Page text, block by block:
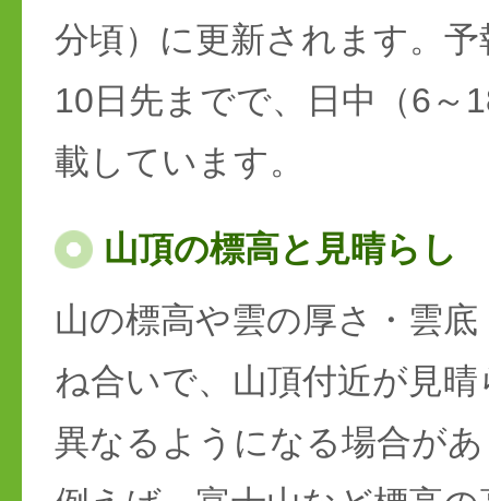
分頃）に更新されます。
10日先までで、日中（6～
載しています。
山頂の標高と見晴らし
山の標高や雲の厚さ・雲
ね合いで、山頂付近が見
異なるようになる場合が